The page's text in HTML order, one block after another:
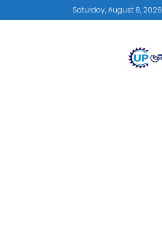
Saturday, August 8, 2026